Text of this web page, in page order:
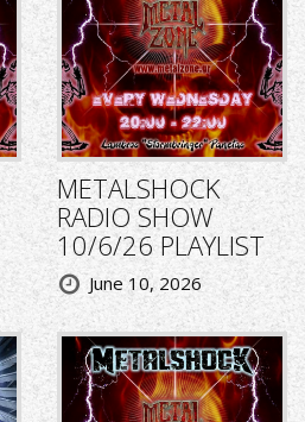
METALSHOCK
RADIO SHOW
10/6/26 PLAYLIST
June 10, 2026